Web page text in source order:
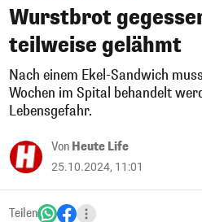
Wurstbrot
teilweise gelähmt
Nach einem Ekel-Sandwich
Wochen im Spital behandelt
Lebensgefahr.
Von Heute Life
25.10.2024, 11:01
Teilen